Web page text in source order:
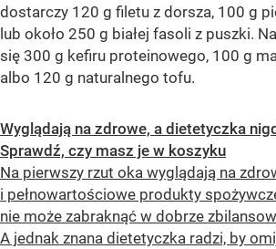
dostarczy 120 g filetu z dorsza, 100 g
lub około 250 g białej fasoli z puszki.
się 300 g kefiru proteinowego, 100 g
albo 120 g naturalnego tofu.
Wyglądają na zdrowe, a dietetyczka
Sprawdź, czy masz je w koszyku
Na pierwszy rzut oka wyglądają na
i pełnowartościowe produkty
nie może zabraknąć w dobrze
A jednak znana dietetyczka radzi, by